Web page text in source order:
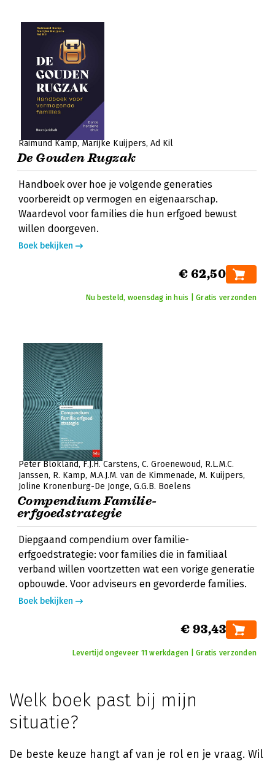
Raimund Kamp Marijke Kuijpers Ad Kil
De Gouden Rugzak
Handboek over hoe je volgende generaties
voorbereidt op vermogen en eigenaarschap.
Waardevol voor families die hun erfgoed bewust
willen doorgeven.
Boek bekijken
€ 62,50
Nu besteld, woensdag in huis | Gratis verzonden
Peter Blokland F.J.H. Carstens C. Groenewoud R.L.M.C.
Janssen R. Kamp M.A.J.M. van de Kimmenade M. Kuijpers
Joline Kronenburg-De Jonge G.G.B. Boelens
Compendium Familie-
erfgoedstrategie
Diepgaand compendium over familie-
erfgoedstrategie: voor families die in familiaal
verband willen voortzetten wat een vorige generatie
opbouwde. Voor adviseurs en gevorderde families.
Boek bekijken
€ 93,43
Levertijd ongeveer 11 werkdagen | Gratis verzonden
Welk boek past bij mijn
situatie?
De beste keuze hangt af van je rol en je vraag. Wil